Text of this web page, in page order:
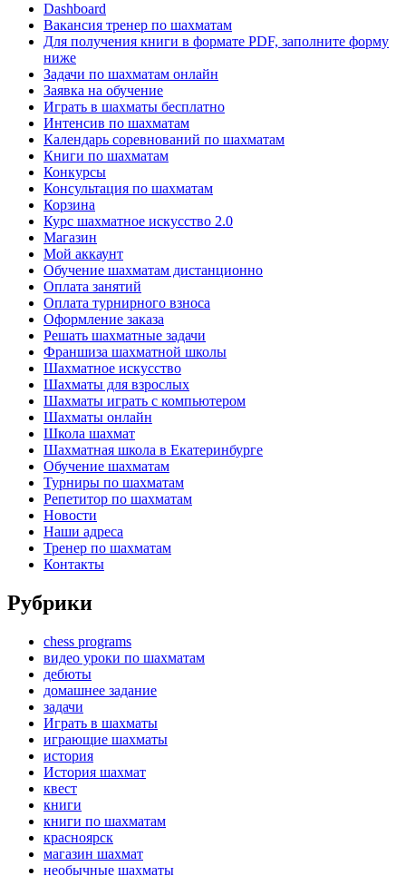
Dashboard
Вакансия тренер по шахматам
Для получения книги в формате PDF, заполните форму
ниже
Задачи по шахматам онлайн
Заявка на обучение
Играть в шахматы бесплатно
Интенсив по шахматам
Календарь соревнований по шахматам
Книги по шахматам
Конкурсы
Консультация по шахматам
Корзина
Курс шахматное искусство 2.0
Магазин
Мой аккаунт
Обучение шахматам дистанционно
Оплата занятий
Оплата турнирного взноса
Оформление заказа
Решать шахматные задачи
Франшиза шахматной школы
Шахматное искусство
Шахматы для взрослых
Шахматы играть с компьютером
Шахматы онлайн
Школа шахмат
Шахматная школа в Екатеринбурге
Обучение шахматам
Турниры по шахматам
Репетитор по шахматам
Новости
Наши адреса
Тренер по шахматам
Контакты
Рубрики
chess programs
видео уроки по шахматам
дебюты
домашнее задание
задачи
Играть в шахматы
играющие шахматы
история
История шахмат
квест
книги
книги по шахматам
красноярск
магазин шахмат
необычные шахматы